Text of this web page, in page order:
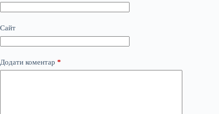
Сайт
Додати коментар *